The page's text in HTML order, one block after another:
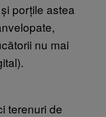
porțile astea
nu mai
terenuri de